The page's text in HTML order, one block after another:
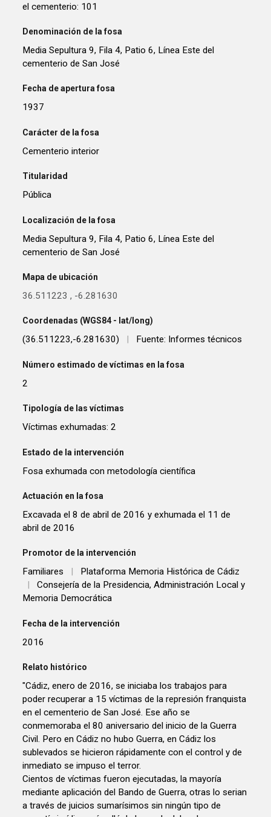
el cementerio: 101
Denominación de la fosa
Media Sepultura 9, Fila 4, Patio 6, Línea Este del
cementerio de San José
Fecha de apertura fosa
1937
Carácter de la fosa
Cementerio interior
Titularidad
Pública
Localización de la fosa
Media Sepultura 9, Fila 4, Patio 6, Línea Este del
cementerio de San José
Mapa de ubicación
36.511223 , -6.281630
Coordenadas (WGS84 - lat/long)
(36.511223,-6.281630) Fuente: Informes técnicos
Número estimado de víctimas en la fosa
2
Tipología de las víctimas
Víctimas exhumadas: 2
Estado de la intervención
Fosa exhumada con metodología científica
Actuación en la fosa
Excavada el 8 de abril de 2016 y exhumada el 11 de
abril de 2016
Promotor de la intervención
Familiares
Plataforma Memoria Histórica de Cádiz
Consejería de la Presidencia, Administración Local y
Memoria Democrática
Fecha de la intervención
2016
Relato histórico
"Cádiz, enero de 2016, se iniciaba los trabajos para
poder recuperar a 15 víctimas de la represión franquista
en el cementerio de San José. Ese año se
conmemoraba el 80 aniversario del inicio de la Guerra
Civil. Pero en Cádiz no hubo Guerra, en Cádiz los
sublevados se hicieron rápidamente con el control y de
inmediato se impuso el terror.
Cientos de víctimas fueron ejecutadas, la mayoría
mediante aplicación del Bando de Guerra, otras lo serian
a través de juicios sumarísimos sin ningún tipo de